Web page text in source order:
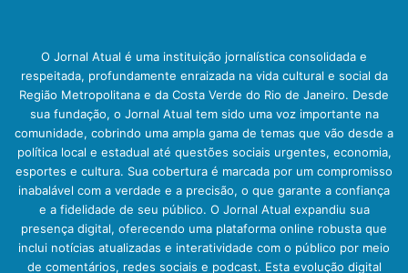
O Jornal Atual é uma instituição jornalística consolidada e
respeitada, profundamente enraizada na vida cultural e social da
Região Metropolitana e da Costa Verde do Rio de Janeiro. Desde
sua fundação, o Jornal Atual tem sido uma voz importante na
comunidade, cobrindo uma ampla gama de temas que vão desde a
política local e estadual até questões sociais urgentes, economia,
esportes e cultura. Sua cobertura é marcada por um compromisso
inabalável com a verdade e a precisão, o que garante a confiança
e a fidelidade de seu público. O Jornal Atual expandiu sua
presença digital, oferecendo uma plataforma online robusta que
inclui notícias atualizadas e interatividade com o público por meio
de comentários, redes sociais e podcast. Esta evolução digital